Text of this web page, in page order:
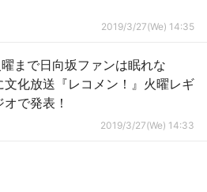
2019/3/27(We) 14:35
まで日向坂ファンは眠れな
化放送『レコメン！』火曜レギ
で発表！
2019/3/27(We) 14:33